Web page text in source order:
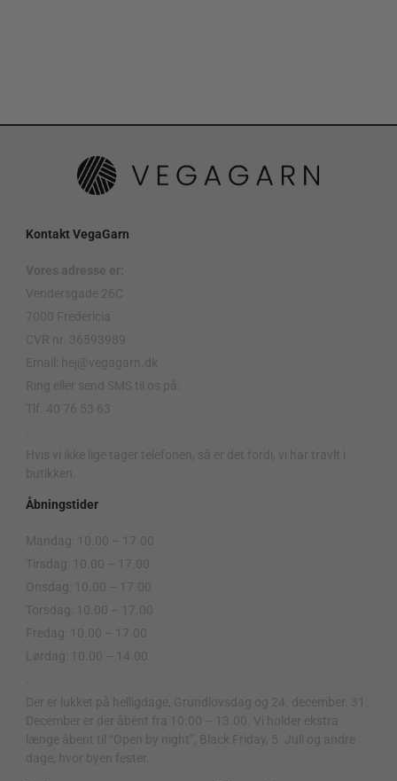
Kontakt VegaGarn
Vores adresse er:
Vendersgade 26C
7000 Fredericia
CVR nr. 36593989
Email: hej@vegagarn.dk
Ring eller send SMS til os på:
Tlf. 40 76 53 63
Hvis vi ikke lige tager telefonen, så er det fordi, vi har travlt i
butikken.
Åbningstider
Mandag: 10.00 – 17.00
Tirsdag: 10.00 – 17.00
Onsdag: 10.00 – 17.00
Torsdag: 10.00 – 17.00
Fredag: 10.00 – 17.00
Lørdag: 10.00 – 14.00
Der er lukket på helligdage, Grundlovsdag og 24. december. 31.
December er der åbent fra 10.00 – 13.00. Vi holder ekstra
længe åbent til “Open by night”, Black Friday, 5. Juli og andre
dage, hvor byen fester.